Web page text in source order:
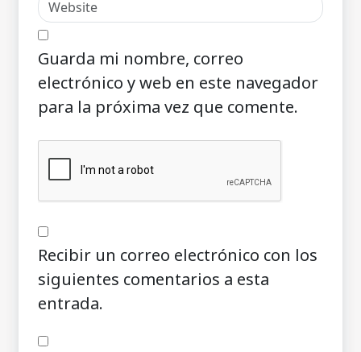
Guarda mi nombre, correo
electrónico y web en este navegador
para la próxima vez que comente.
Recibir un correo electrónico con los
siguientes comentarios a esta
entrada.